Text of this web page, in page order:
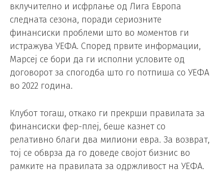
вклучително и исфрлање од Лига Европа
следната сезона, поради сериозните
финансиски проблеми што во моментов ги
истражува УЕФА. Според првите информации,
Марсеј се бори да ги исполни условите од
договорот за спогодба што го потпиша со УЕФА
во 2022 година.
Клубот тогаш, откако ги прекрши правилата за
финансиски фер-плеј, беше казнет со
релативно благи два милиони евра. За возврат,
тој се обврза да го доведе својот бизнис во
рамките на правилата за одржливост на УЕФА.